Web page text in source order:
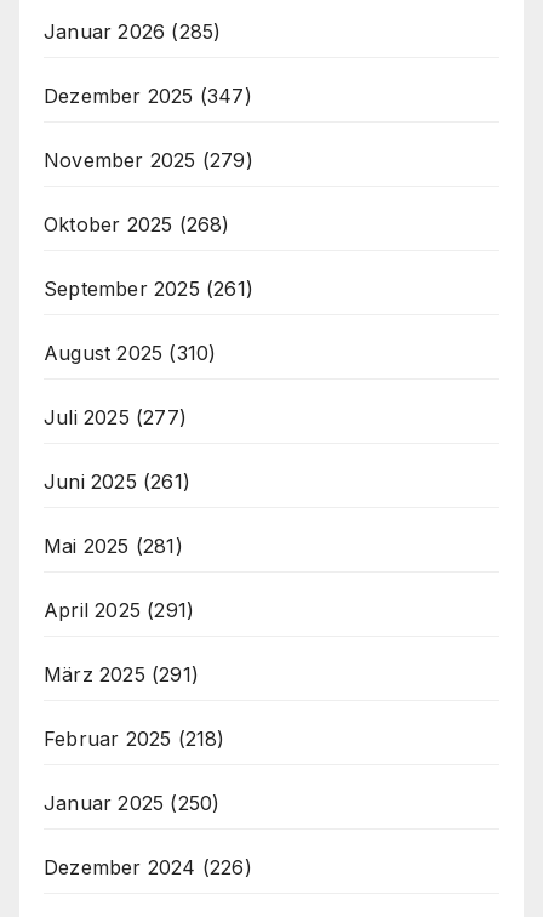
Januar 2026 (285)
Dezember 2025 (347)
November 2025 (279)
Oktober 2025 (268)
September 2025 (261)
August 2025 (310)
Juli 2025 (277)
Juni 2025 (261)
Mai 2025 (281)
April 2025 (291)
März 2025 (291)
Februar 2025 (218)
Januar 2025 (250)
Dezember 2024 (226)